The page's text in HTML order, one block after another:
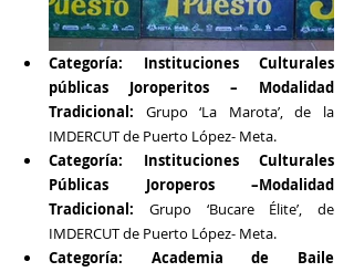
Categoría: Instituciones Culturales
públicas Joroperitos – Modalidad
Tradicional: Grupo ‘La Marota’, de la
IMDERCUT de Puerto López- Meta.
Categoría: Instituciones Culturales
Públicas Joroperos –Modalidad
Tradicional: Grupo ‘Bucare Élite’, de
IMDERCUT de Puerto López- Meta.
Categoría: Academia de Baile